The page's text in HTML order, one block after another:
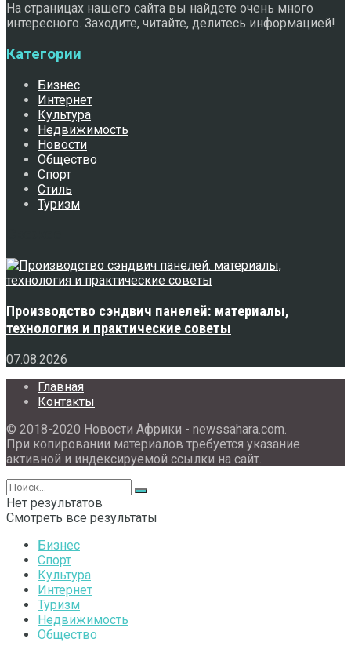
На страницах нашего сайта вы найдете очень много
интересного. Заходите, читайте, делитесь информацией!
Категории
Бизнес
Интернет
Культура
Недвижимость
Новости
Общество
Спорт
Стиль
Туризм
Производство сэндвич панелей: материалы,
технология и практические советы
07.08.2026
Главная
Контакты
© 2018-2020 Новости Африки - newssahara.com.
При копировании материалов требуется указание
активной и индексируемой ссылки на сайт.
Нет результатов
Смотреть все результаты
Бизнес
Спорт
Культура
Интернет
Туризм
Недвижимость
Общество